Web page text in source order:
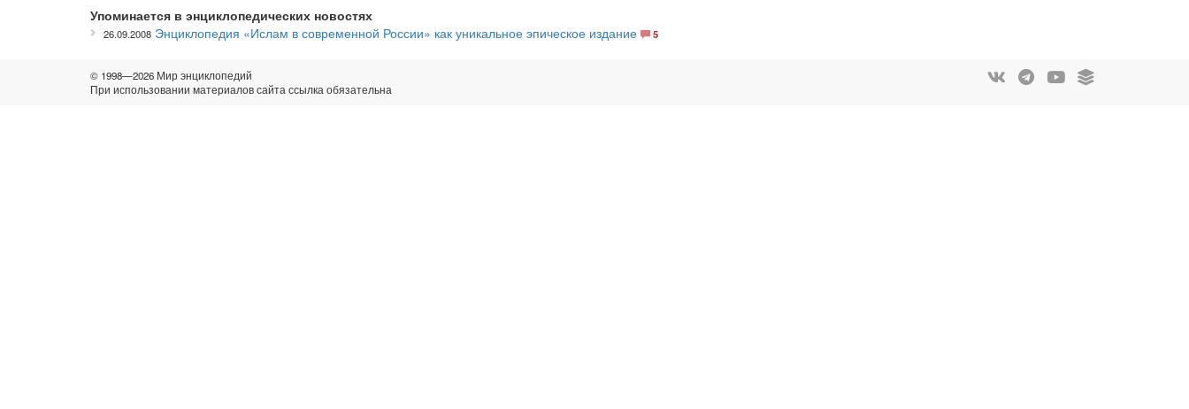
Упоминается в энциклопедических новостях
26.09.2008 Энциклопедия «Ислам в современной России» как уникальное эпическое издание 5
© 1998—2026 Мир энциклопедий
При использовании материалов сайта ссылка обязательна